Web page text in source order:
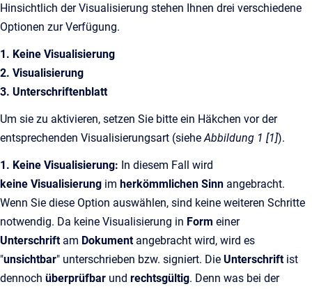
Hinsichtlich der Visualisierung stehen Ihnen drei verschiedene
Optionen zur Verfügung.
1. Keine Visualisierung
2. Visualisierung
3. Unterschriftenblatt
Um sie zu aktivieren, setzen Sie bitte ein Häkchen vor der
entsprechenden Visualisierungsart (sieheAbbildung 1 [1]).
1. Keine Visualisierung: In diesem Fall wird
keine Visualisierung im herkömmlichen Sinn angebracht.
Wenn Sie diese Option auswählen, sind keine weiteren Schritte
notwendig. Da keine Visualisierung in Form einer
Unterschrift am Dokumentangebracht wird, wird es
"unsichtbar" unterschrieben bzw. signiert. Die Unterschrift ist
dennoch überprüfbar und rechtsgültig. Denn was bei der